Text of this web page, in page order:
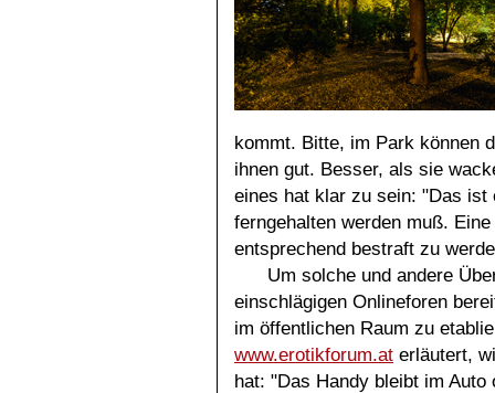
kommt. Bitte, im Park können
ihnen gut. Besser, als sie
eines hat klar zu sein: "Das ist
ferngehalten werden muß.
entsprechend bestraft zu
Um solche und andere
einschlägigen Onlineforen
im öffentlichen Raum zu
www.erotikforum.at erläutert,
hat: "Das Handy bleibt im